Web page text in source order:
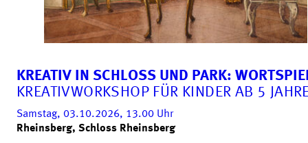
KREATIV IN SCHLOSS UND PARK:
KREATIVWORKSHOP FÜR KINDER AB 5
Samstag, 03.10.2026, 13.00 Uhr
Rheinsberg, Schloss Rheinsberg